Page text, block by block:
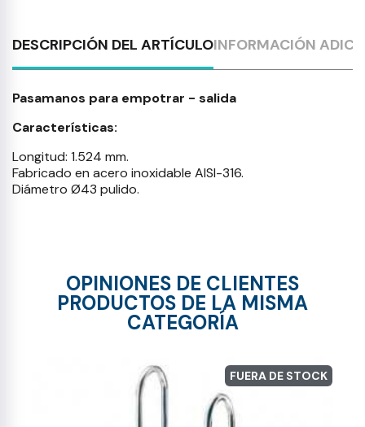
DESCRIPCIÓN DEL ARTÍCULOINFORMACIÓN
Pasamanos para empotrar - salida
Características:
Longitud: 1.524 mm.
Fabricado en acero inoxidable AISI-316.
Diámetro Ø43 pulido.
OPINIONES DE CLIENTES
PRODUCTOS DE LA MISMA
CATEGORÍA
FUERA DE STOCK